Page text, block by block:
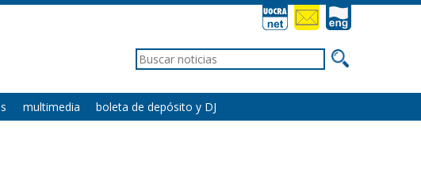
multimedia boleta de depósito y DJ